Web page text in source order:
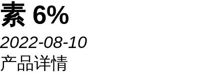
素 6%
2022-08-10
产品详情